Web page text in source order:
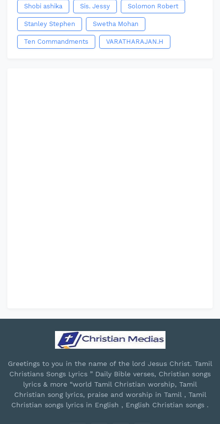
Shobi ashika Sis. Jessy Solomon Robert
Stanley Stephen Swetha Mohan
Ten Commandments VARATHARAJAN.H
Greetings to you in the name of the lord Jesus Christ. Tamil
Christians Songs Lyrics ” Daily Bible verses, Christian songs
lyrics & more “world Tamil Christian worship, Tamil
Christian song lyrics, praise and worship in Tamil , Tamil
Christian songs lyrics in English , English Christian songs .